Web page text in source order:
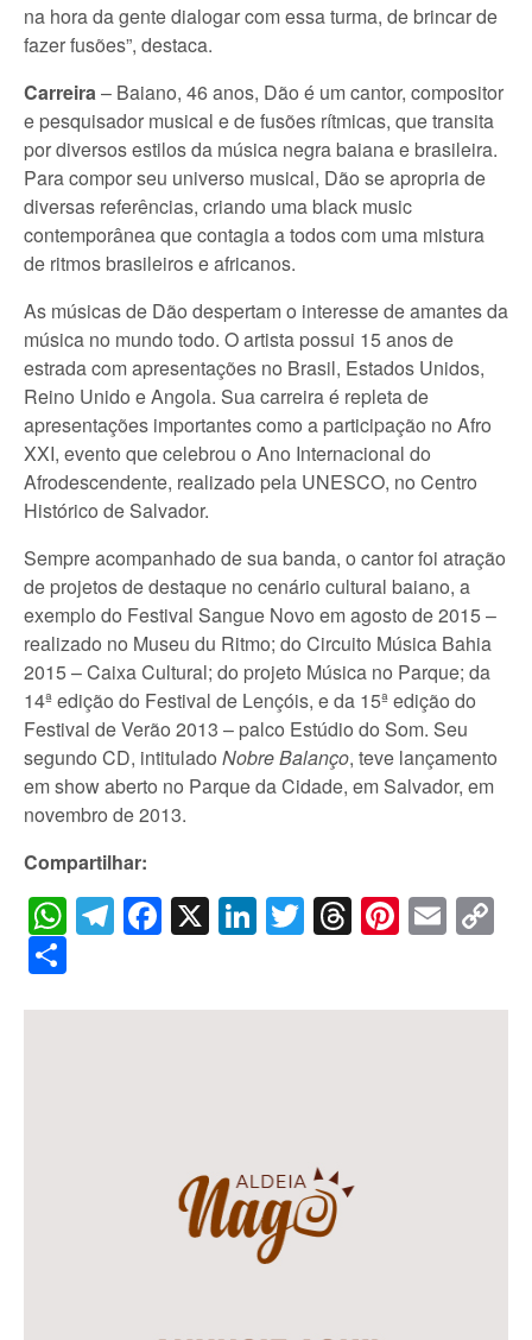
na hora da gente dialogar com essa turma, de brincar de
fazer fusões”, destaca.
Carreira– Baiano, 46 anos, Dão é um cantor, compositor
e pesquisador musical e de fusões rítmicas, que transita
por diversos estilos da música negra baiana e brasileira.
Para compor seu universo musical, Dão se apropria de
diversas referências, criando uma black music
contemporânea que contagia a todos com uma mistura
de ritmos brasileiros e africanos.
As músicas de Dão despertam o interesse de amantes da
música no mundo todo. O artista possui 15 anos de
estrada com apresentações no Brasil, Estados Unidos,
Reino Unido e Angola. Sua carreira é repleta de
apresentações importantes como a participação no Afro
XXI, evento que celebrou o Ano Internacional do
Afrodescendente, realizado pela UNESCO, no Centro
Histórico de Salvador.
Sempre acompanhado de sua banda, o cantor foi atração
de projetos de destaque no cenário cultural baiano, a
exemplo do Festival Sangue Novo em agosto de 2015 –
realizado no Museu du Ritmo; do Circuito Música Bahia
2015 – Caixa Cultural; do projeto Música no Parque; da
14ª edição do Festival de Lençóis, e da 15ª edição do
Festival de Verão 2013 – palco Estúdio do Som. Seu
segundo CD, intitulado Nobre Balanço, teve lançamento
em show aberto no Parque da Cidade, em Salvador, em
novembro de 2013.
Compartilhar:
WhatsApp
Telegram
Facebook
X LinkedIn
Twitter
Threads